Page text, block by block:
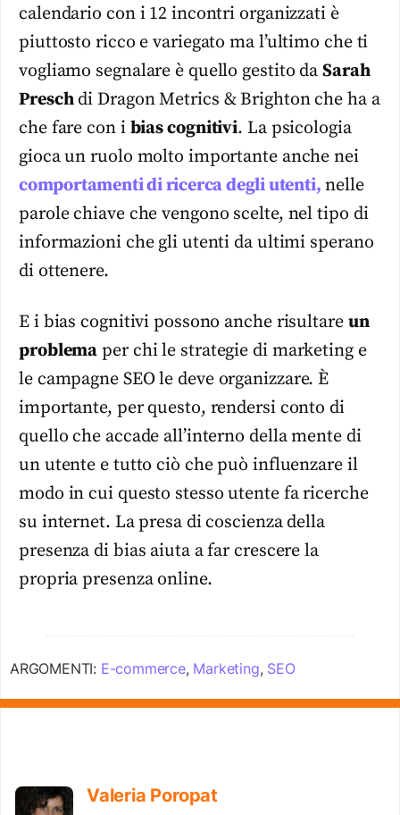
calendario con i 12 incontri organizzati è
piuttosto ricco e variegato ma l’ultimo che ti
vogliamo segnalare è quello gestito daSarah
Preschdi Dragon Metrics & Brighton che ha a
che fare con i bias cognitivi. La psicologia
gioca un ruolo molto importante anche nei
comportamenti di ricerca degli utenti, nelle
parole chiave che vengono scelte, nel tipo di
informazioni che gli utenti da ultimi sperano
di ottenere.
E i bias cognitivi possono anche risultare un
problema per chi le strategie di marketing e
le campagne SEO le deve organizzare. È
importante, per questo, rendersi conto di
quello che accade all’interno della mente di
un utente e tutto ciò che può influenzare il
modo in cui questo stesso utente fa ricerche
su internet. La presa di coscienza della
presenza di bias aiuta a far crescere la
propria presenza online.
ARGOMENTI: E-commerce, Marketing, SEO
Valeria Poropat